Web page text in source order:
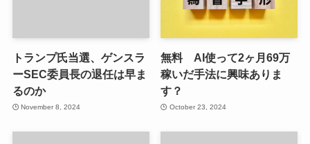
トランプ氏当選、ゲンスラ
ーSEC委員長の退任は早ま
るのか
November 8, 2024
無料 AI使って2ヶ月69万
稼いだ手法に興味ありま
す？
October 23, 2024